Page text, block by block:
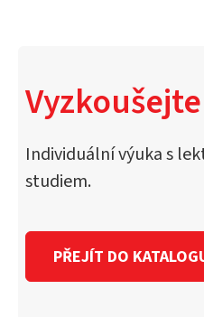
Individuální výuka s
studiem.
PŘEJÍT DO